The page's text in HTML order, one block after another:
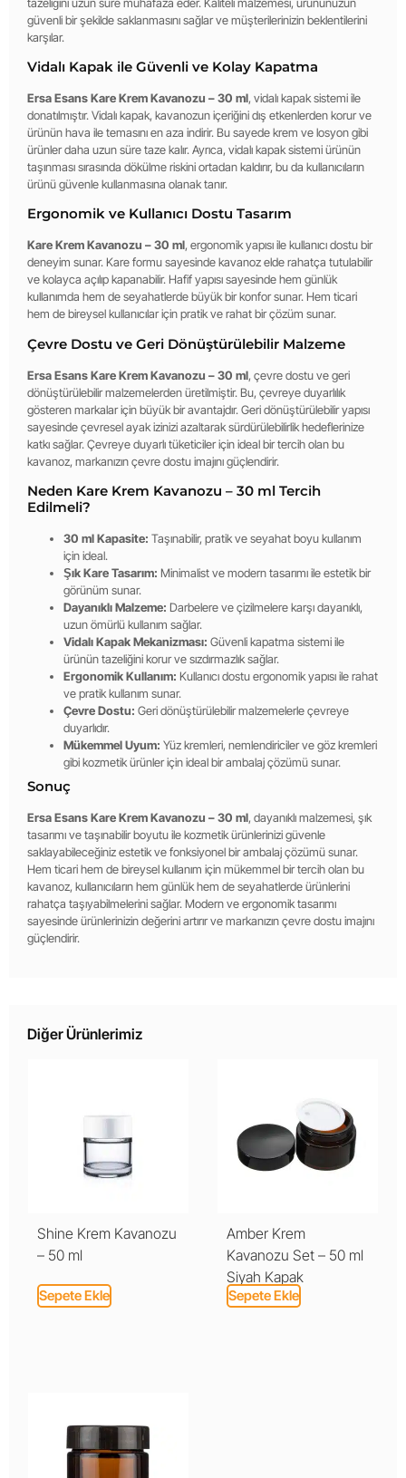
güvenli bir şekilde saklanmasını sağlar ve müşterilerinizin beklentilerini
karşılar.
Vidalı Kapak ile Güvenli ve Kolay Kapatma
Ersa Esans Kare Krem Kavanozu – 30 ml, vidalı kapak sistemi ile
donatılmıştır. Vidalı kapak, kavanozun içeriğini dış etkenlerden korur ve
ürünün hava ile temasını en aza indirir. Bu sayede krem ve losyon gibi
ürünler daha uzun süre taze kalır. Ayrıca, vidalı kapak sistemi ürünün
taşınması sırasında dökülme riskini ortadan kaldırır, bu da kullanıcıların
ürünü güvenle kullanmasına olanak tanır.
Ergonomik ve Kullanıcı Dostu Tasarım
Kare Krem Kavanozu – 30 ml, ergonomik yapısı ile kullanıcı dostu bir
deneyim sunar. Kare formu sayesinde kavanoz elde rahatça tutulabilir
ve kolayca açılıp kapanabilir. Hafif yapısı sayesinde hem günlük
kullanımda hem de seyahatlerde büyük bir konfor sunar. Hem ticari
hem de bireysel kullanıcılar için pratik ve rahat bir çözüm sunar.
Çevre Dostu ve Geri Dönüştürülebilir Malzeme
Ersa Esans Kare Krem Kavanozu – 30 ml, çevre dostu ve geri
dönüştürülebilir malzemelerden üretilmiştir. Bu, çevreye duyarlılık
gösteren markalar için büyük bir avantajdır. Geri dönüştürülebilir yapısı
sayesinde çevresel ayak izinizi azaltarak sürdürülebilirlik hedeflerinize
katkı sağlar. Çevreye duyarlı tüketiciler için ideal bir tercih olan bu
kavanoz, markanızın çevre dostu imajını güçlendirir.
Neden Kare Krem Kavanozu – 30 ml Tercih
Edilmeli?
30 ml Kapasite: Taşınabilir, pratik ve seyahat boyu kullanım
için ideal.
Şık Kare Tasarım: Minimalist ve modern tasarımı ile estetik bir
görünüm sunar.
Dayanıklı Malzeme: Darbelere ve çizilmelere karşı dayanıklı,
uzun ömürlü kullanım sağlar.
Vidalı Kapak Mekanizması: Güvenli kapatma sistemi ile
ürünün tazeliğini korur ve sızdırmazlık sağlar.
Ergonomik Kullanım: Kullanıcı dostu ergonomik yapısı ile rahat
ve pratik kullanım sunar.
Çevre Dostu: Geri dönüştürülebilir malzemelerle çevreye
duyarlıdır.
Mükemmel Uyum: Yüz kremleri, nemlendiriciler ve göz kremleri
gibi kozmetik ürünler için ideal bir ambalaj çözümü sunar.
Sonuç
Ersa Esans Kare Krem Kavanozu – 30 ml, dayanıklı malzemesi, şık
tasarımı ve taşınabilir boyutu ile kozmetik ürünlerinizi güvenle
saklayabileceğiniz estetik ve fonksiyonel bir ambalaj çözümü sunar.
Hem ticari hem de bireysel kullanım için mükemmel bir tercih olan bu
kavanoz, kullanıcıların hem günlük hem de seyahatlerde ürünlerini
rahatça taşıyabilmelerini sağlar. Modern ve ergonomik tasarımı
sayesinde ürünlerinizin değerini artırır ve markanızın çevre dostu imajını
güçlendirir.
Diğer Ürünlerimiz
Shine Krem Kavanozu
– 50 ml
Sepete Ekle
Amber Krem
Kavanozu Set – 50 ml
Siyah Kapak
Sepete Ekle